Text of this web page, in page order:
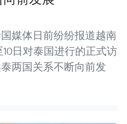
媒体日前纷纷报道越南
日对泰国进行的正式访
两国关系不断向前发